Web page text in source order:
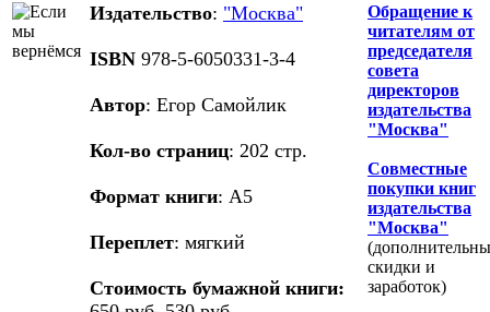
Издательство: "Москва"
ISBN 978-5-6050331-3-4
Автор: Егор Самойлик
Кол-во страниц: 202 стр.
Формат книги: А5
Переплет: мягкий
Стоимость бумажной книги:
Обращение к
читателям от
председателя
совета
директоров
издательства
"Москва"
Совместные
покупки книг
издательства
"Москва"
скидки и
заработок)